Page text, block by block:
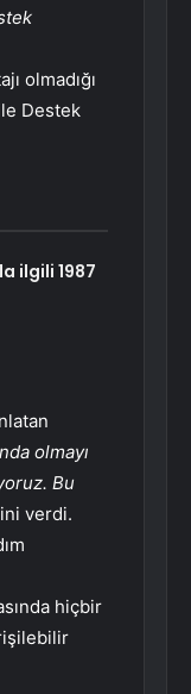
olmadığı
Destek
ilgili 1987
olmayı
Bu
verdi.
hiçbir